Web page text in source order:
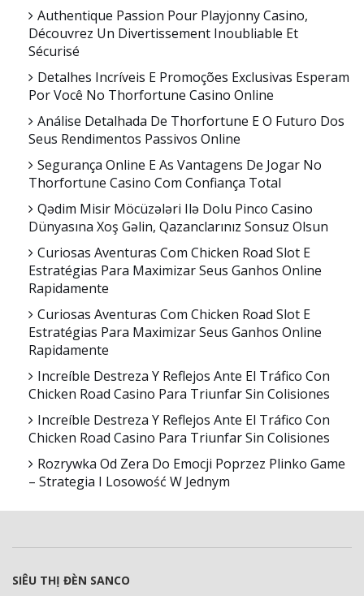
Authentique Passion Pour Playjonny Casino,
Découvrez Un Divertissement Inoubliable Et
Sécurisé
Detalhes Incríveis E Promoções Exclusivas Esperam
Por Você No Thorfortune Casino Online
Análise Detalhada De Thorfortune E O Futuro Dos
Seus Rendimentos Passivos Online
Segurança Online E As Vantagens De Jogar No
Thorfortune Casino Com Confiança Total
Qədim Misir Möcüzələri Ilə Dolu Pinco Casino
Dünyasına Xoş Gəlin, Qazanclarınız Sonsuz Olsun
Curiosas Aventuras Com Chicken Road Slot E
Estratégias Para Maximizar Seus Ganhos Online
Rapidamente
Curiosas Aventuras Com Chicken Road Slot E
Estratégias Para Maximizar Seus Ganhos Online
Rapidamente
Increíble Destreza Y Reflejos Ante El Tráfico Con
Chicken Road Casino Para Triunfar Sin Colisiones
Increíble Destreza Y Reflejos Ante El Tráfico Con
Chicken Road Casino Para Triunfar Sin Colisiones
Rozrywka Od Zera Do Emocji Poprzez Plinko Game
– Strategia I Losowość W Jednym
SIÊU THỊ ĐÈN SANCO